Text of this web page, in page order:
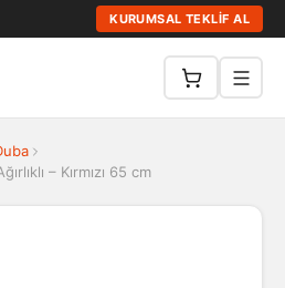
KURUMSAL TEKLİF AL
– Kırmızı 65 cm